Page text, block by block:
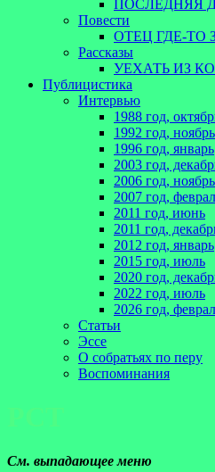
ПОСЛЕДНЯЯ
Повести
ОТЕЦ ГДЕ-ТО
Рассказы
УЕХАТЬ ИЗ
Публицистика
Интервью
1988 год,
1992 год, ноябрь
1996 год, январь
2003 год,
2006 год, ноябрь
2007 год,
2011 год, июнь
2011 год,
2012 год, январь
2015 год, июль
2020 год,
2022 год, июль
2026 год,
Статьи
Эссе
О собратьях по перу
Воспоминания
См. выпадающее меню